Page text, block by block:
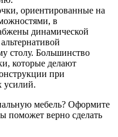
ориентированные на
в
динамической
столу. Большинство
которые делают
при
усилий.
мебель? Оформите
поможет верно сделать